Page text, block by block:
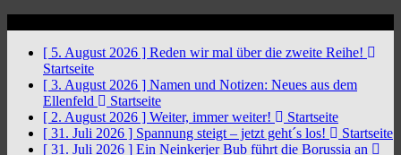
[ 5. August 2026 ] Reden wir mal über die zweite Reihe!
Startseite
[ 3. August 2026 ] Namen und Notizen: Neues aus dem
Ellenfeld
Startseite
[ 2. August 2026 ] Weiter, immer weiter!
Startseite
[ 31. Juli 2026 ] Spannung steigt – jetzt geht´s los!
Startseite
[ 31. Juli 2026 ] Ein Neinkerjer Bub führt die Borussia an